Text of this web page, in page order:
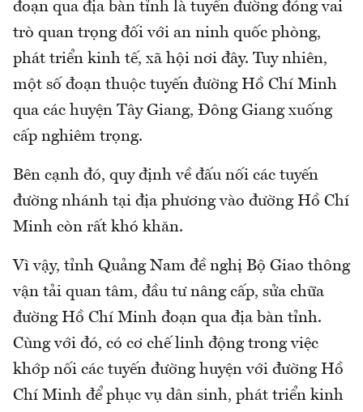
đoạn qua địa bàn tỉnh là tuyến đường đóng vai
trò quan trọng đối với an ninh quốc phòng,
phát triển kinh tế, xã hội nơi đây. Tuy nhiên,
một số đoạn thuộc tuyến đường Hồ Chí Minh
qua các huyện Tây Giang, Đông Giang xuống
cấp nghiêm trọng.
Bên cạnh đó, quy định về đấu nối các tuyến
đường nhánh tại địa phương vào đường Hồ Chí
Minh còn rất khó khăn.
Vì vậy, tỉnh Quảng Nam đề nghị Bộ Giao thông
vận tải quan tâm, đầu tư nâng cấp, sửa chữa
đường Hồ Chí Minh đoạn qua địa bàn tỉnh.
Cùng với đó, có cơ chế linh động trong việc
khớp nối các tuyến đường huyện với đường Hồ
Chí Minh để phục vụ dân sinh, phát triển kinh